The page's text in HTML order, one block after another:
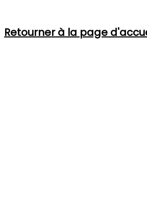
Retourner à la page